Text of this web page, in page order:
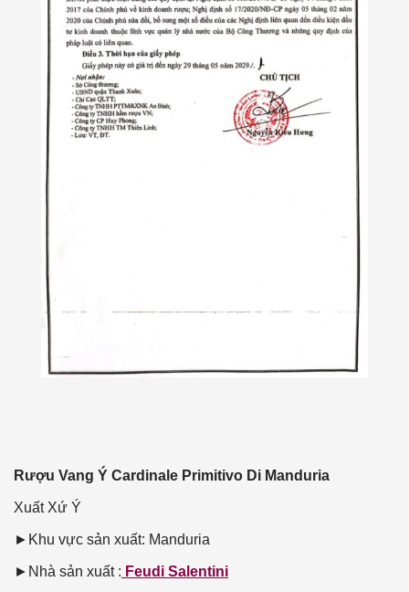
Rượu Vang Ý Cardinale Primitivo Di Manduria
Xuất Xứ Ý
►Khu vực sản xuất: Manduria
►Nhà sản xuất : Feudi Salentini